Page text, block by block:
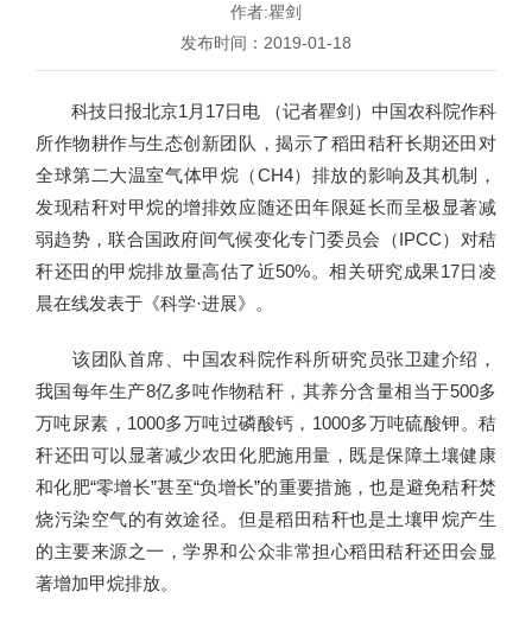
作者:瞿剑
发布时间：2019-01-18
科技日报北京1月17日电 （记者瞿剑）中国农科院作科
所作物耕作与生态创新团队，揭示了稻田秸秆长期还田对
全球第二大温室气体甲烷（CH4）排放的影响及其机制，
发现秸秆对甲烷的增排效应随还田年限延长而呈极显著减
弱趋势，联合国政府间气候变化专门委员会（IPCC）对秸
秆还田的甲烷排放量高估了近50%。相关研究成果17日凌
晨在线发表于《科学·进展》。
该团队首席、中国农科院作科所研究员张卫建介绍，
我国每年生产8亿多吨作物秸秆，其养分含量相当于500多
万吨尿素，1000多万吨过磷酸钙，1000多万吨硫酸钾。秸
秆还田可以显著减少农田化肥施用量，既是保障土壤健康
和化肥“零增长”甚至“负增长”的重要措施，也是避免秸秆焚
烧污染空气的有效途径。但是稻田秸秆也是土壤甲烷产生
的主要来源之一，学界和公众非常担心稻田秸秆还田会显
著增加甲烷排放。